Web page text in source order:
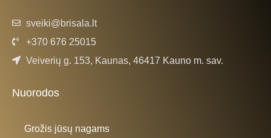
sveiki@brisala.lt
+370 676 25015
Veiverių g. 153, Kaunas, 46417 Kauno m. sav.
Nuorodos
Grožis jūsų nagams